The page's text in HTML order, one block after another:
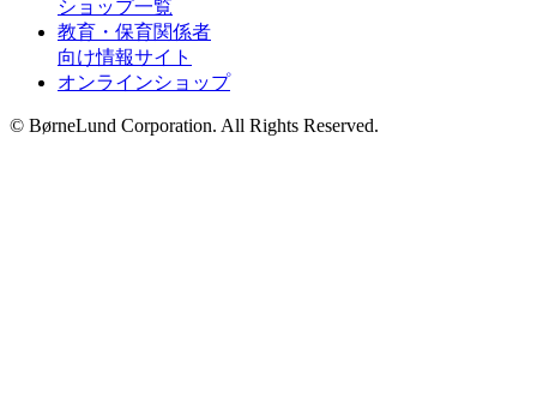
ショップ一覧
教育・保育関係者
向け情報サイト
オンラインショップ
© BørneLund Corporation. All Rights Reserved.